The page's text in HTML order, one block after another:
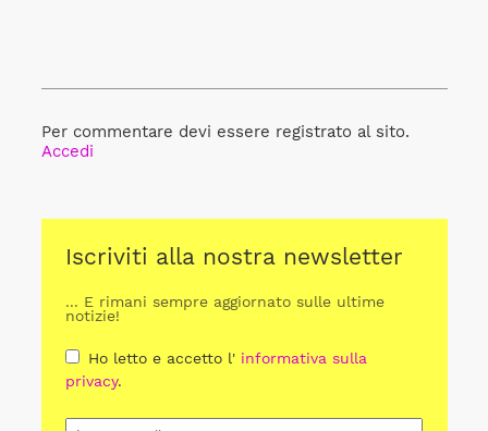
Per commentare devi essere registrato al sito.
Accedi
Iscriviti alla nostra newsletter
... E rimani sempre aggiornato sulle ultime
notizie!
Ho letto e accetto l' informativa sulla
privacy.